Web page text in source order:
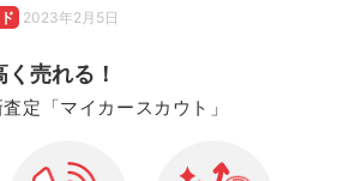
2023年2月5日
売れる！
定「マイカースカウト」